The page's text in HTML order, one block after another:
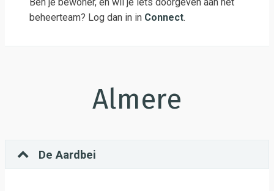
beheerteam? Log dan in in Connect.
Almere
De Aardbei